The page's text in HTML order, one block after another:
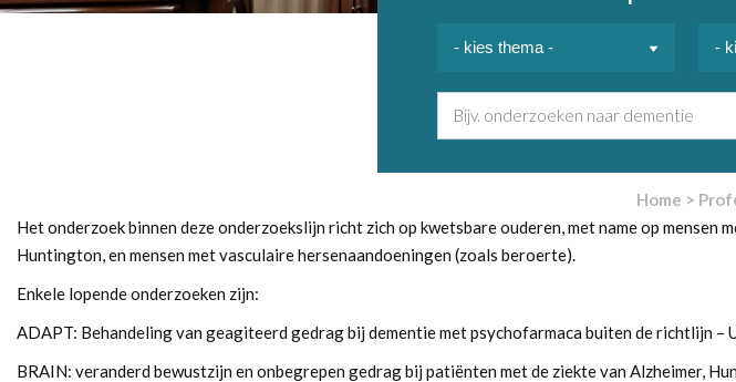
Home >
Het onderzoek binnen deze onderzoekslijn richt zich op kwetsbare ouderen, met name op
Huntington, en mensen met vasculaire hersenaandoeningen (zoals beroerte).
Enkele lopende onderzoeken zijn:
ADAPT: Behandeling van geagiteerd gedrag bij dementie met psychofarmaca buiten de richtlijn –
BRAIN: veranderd bewustzijn en onbegrepen gedrag bij patiënten met de ziekte van Alzheimer,